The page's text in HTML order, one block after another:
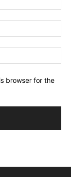
browser for the